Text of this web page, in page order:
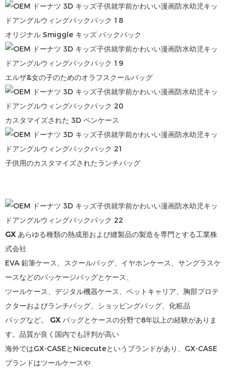
オリジナル Smiggle キッズ バックパック
エルザ&女の子のためのオラフスクールバッグ
カスタマイズされた 3D ペンケース
子供用のカスタマイズされたランチバッグ
GX あらゆる種類の熱成形および縫製品の製造を専門とする工業株
式会社
EVA 鉛筆ケース、スクールバッグ、イヤホンケース、サングラスケ
ースなどのパッケージバッグとケース、
ツールケース、デジタル機器ケース、ペットキャリア、胸部プロテ
クターおよびランチバッグ、ショッピングバッグ、化粧品
バッグなど。 GX バッグとケースの分野で8年以上の経験がありま
す。品質が良く国内でも評判が高い
海外ではGX-CASEとNicecuteというブランドがあり、GX-CASE
ブランドはツールケースや